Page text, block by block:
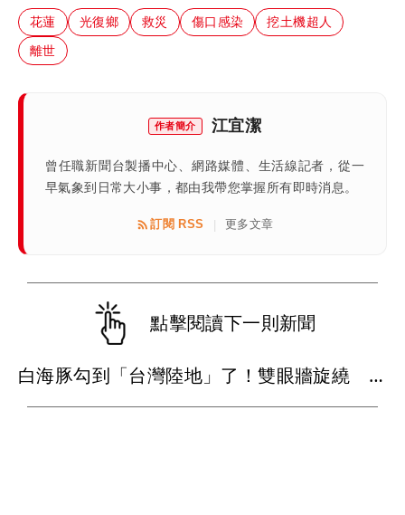
花蓮 光復鄉 救災 傷口感染
挖土機超人
離世
作者簡介 江宜潔
曾任職新聞台製播中心、網路媒體、生活線記者，從一
早氣象到日常大小事，都由我帶您掌握所有即時消息。
訂閱 RSS | 更多文章
點擊閱讀下一則新聞
白海豚勾到「台灣陸地」了！雙眼牆旋繞 路徑擺盪